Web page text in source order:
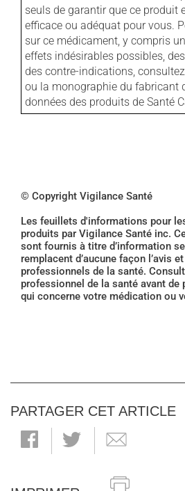
seuls de garantir que ce produit
efficace ou adéquat pour vous.
sur ce médicament, y compris
effets indésirables possibles,
des contre-indications,
ou la monographie du fabricant
données des produits de Santé
© Copyright Vigilance Santé
Les feuillets d'informations pour
produits par Vigilance Santé inc.
sont fournis à titre d’information
remplacent d’aucune façon l’avis
professionnels de la santé.
professionnel de la santé avant de
qui concerne votre médication ou
PARTAGER CET ARTICLE